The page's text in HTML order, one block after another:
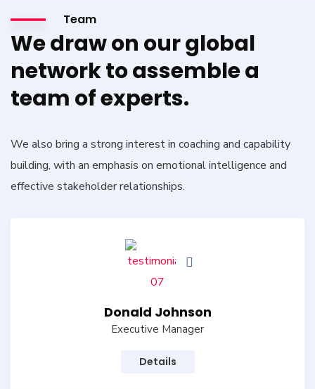
Team
We draw on our global
network to assemble a
team of experts.
We also bring a strong interest in coaching and capability
building, with an emphasis on emotional intelligence and
effective stakeholder relationships.
Donald Johnson
Executive Manager
Details